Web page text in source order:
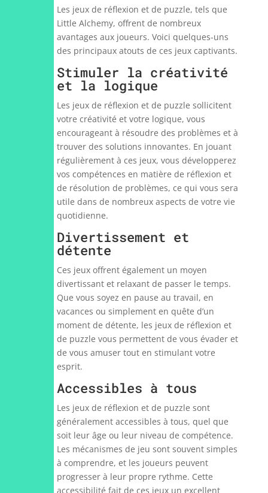
Les jeux de réflexion et de puzzle, tels que
Little Alchemy, offrent de nombreux
avantages aux joueurs. Voici quelques-uns
des principaux atouts de ces jeux captivants.
Stimuler la créativité
et la logique
Les jeux de réflexion et de puzzle sollicitent
votre créativité et votre logique, vous
encourageant à résoudre des problèmes et à
trouver des solutions innovantes. En jouant
régulièrement à ces jeux, vous développerez
vos compétences en matière de réflexion et
de résolution de problèmes, ce qui vous sera
utile dans de nombreux aspects de votre vie
quotidienne.
Divertissement et
détente
Ces jeux offrent également un moyen
divertissant et relaxant de passer le temps.
Que vous soyez en pause au travail, en
vacances ou simplement en quête d’un
moment de détente, les jeux de réflexion et
de puzzle vous permettent de vous évader et
de vous amuser tout en stimulant votre
esprit.
Accessibles à tous
Les jeux de réflexion et de puzzle sont
généralement accessibles à tous, quel que
soit leur âge ou leur niveau de compétence.
Les mécanismes de jeu sont souvent simples
à comprendre, et les joueurs peuvent
progresser à leur propre rythme. Cette
accessibilité fait de ces jeux un excellent